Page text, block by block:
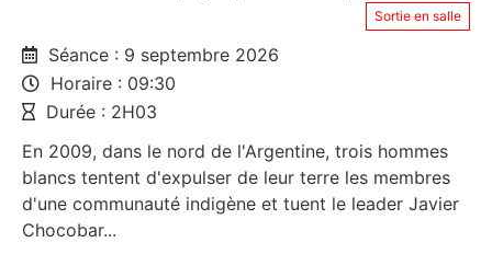
Sortie en salle
Séance : 9 septembre 2026
Horaire : 09:30
Durée : 2H03
En 2009, dans le nord de l'Argentine, trois hommes
blancs tentent d'expulser de leur terre les membres
d'une communauté indigène et tuent le leader Javier
Chocobar...